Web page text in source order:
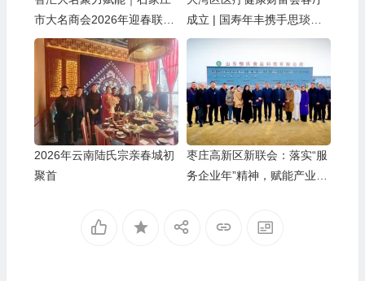
市大名商会2026年迎春联谊
会暨招商引资推介会圆满落
成立 | 国寿年丰携手思琰医
疗共创未来
2026年云南陆氏宗亲春城初
聚首
枣庄高新区新联会：落实“服
务企业年”精神，赋能产业创